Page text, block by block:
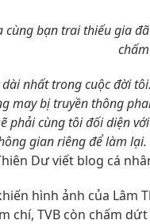
cùng bạn trai thiếu gia
nhất trong cuộc đời
may bị truyền thông
phải cùng tôi đối diện
gian riêng để làm
Dư viết blog cá
hình ảnh của Lâm
chí, TVB còn chấm